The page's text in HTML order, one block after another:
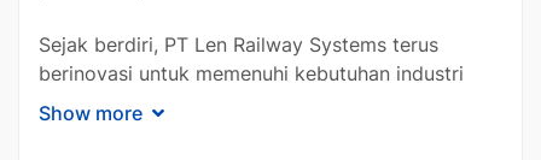
Sejak berdiri, PT Len Railway Systems terus
berinovasi untuk memenuhi kebutuhan industri
transportasi rel yang semakin berkembang.
Show more